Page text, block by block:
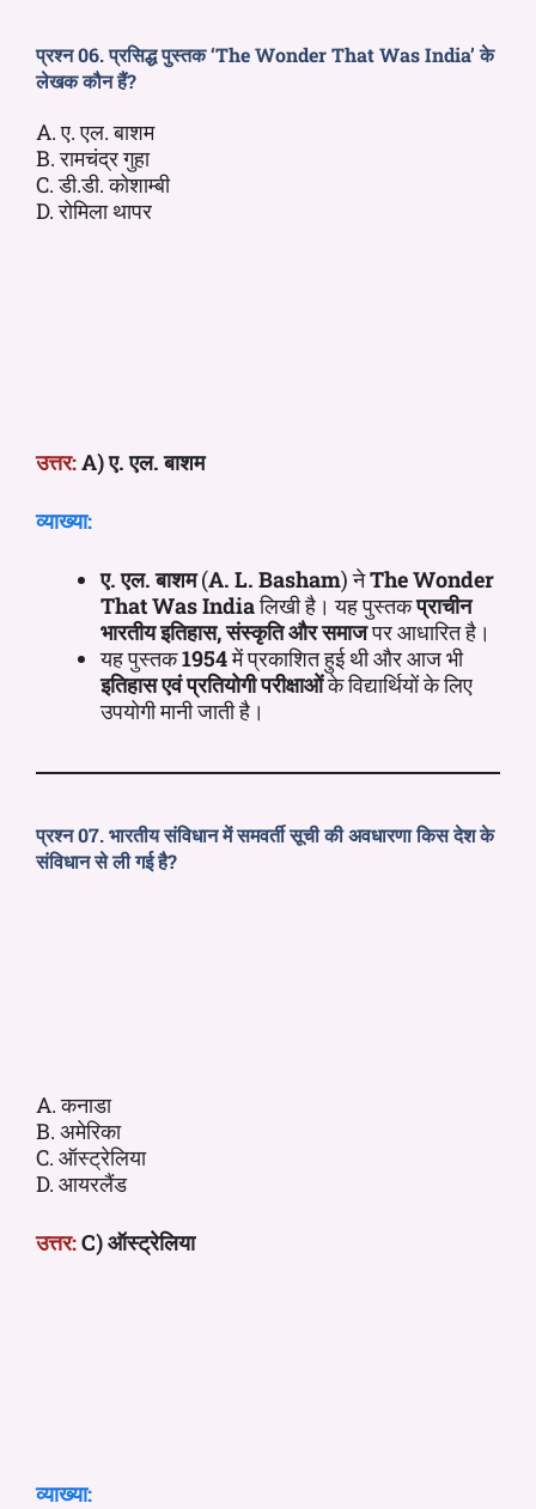
प्रश्न 06. प्रसिद्ध पुस्तक ‘The Wonder That Was India’ के
लेखक कौन हैं?
A. ए. एल. बाशम
B. रामचंद्र गुहा
C. डी.डी. कोशाम्बी
D. रोमिला थापर
उत्तर:A) ए. एल. बाशम
व्याख्या:
ए. एल. बाशम(A. L. Basham) नेThe Wonder
That Was Indiaलिखी है। यह पुस्तकप्राचीन
भारतीय इतिहास, संस्कृति और समाजपर आधारित है।
यह पुस्तक1954में प्रकाशित हुई थी और आज भी
इतिहास एवं प्रतियोगी परीक्षाओंके विद्यार्थियों के लिए
उपयोगी मानी जाती है।
प्रश्न 07. भारतीय संविधान में समवर्ती सूचीकी अवधारणा किस देश के
संविधान से ली गई है?
A. कनाडा
B. अमेरिका
C. ऑस्ट्रेलिया
D. आयरलैंड
उत्तर:C) ऑस्ट्रेलिया
व्याख्या: